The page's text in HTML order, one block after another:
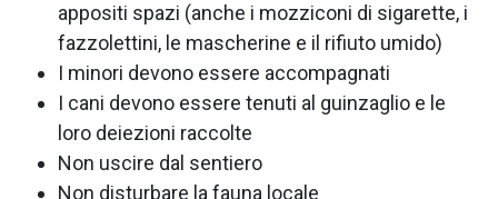
appositi spazi (anche i mozziconi di sigarette, i
fazzolettini, le mascherine e il rifiuto umido)
I minori devono essere accompagnati
I cani devono essere tenuti al guinzaglio e le
loro deiezioni raccolte
Non uscire dal sentiero
Non disturbare la fauna locale